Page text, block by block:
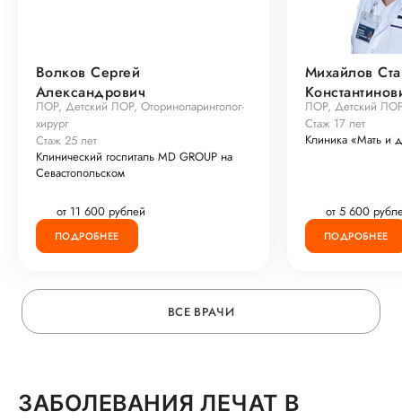
Волков Сергей
Александрович
ЛОР, Детский ЛОР, Оториноларинголог-
хирург
Стаж 25 лет
Клинический госпиталь MD GROUP на
Севастопольском
от 11 600 рублей
ПОДРОБНЕЕ
Михайлов
ЛОР, Детский
Стаж 17 лет
Клиника «Мать и
от 5 600
ПОДРОБНЕЕ
ВСЕ ВРАЧИ
ЗАБОЛЕВАНИЯ ЛЕЧАТ В